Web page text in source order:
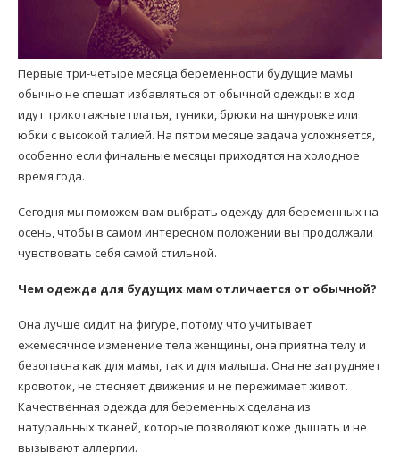
Первые три-четыре месяца беременности будущие мамы
обычно не спешат избавляться от обычной одежды: в ход
идут трикотажные платья, туники, брюки на шнуровке или
юбки с высокой талией. На пятом месяце задача усложняется,
особенно если финальные месяцы приходятся на холодное
время года.
Сегодня мы поможем вам выбрать одежду для беременных на
осень, чтобы в самом интересном положении вы продолжали
чувствовать себя самой стильной.
Чем одежда для будущих мам отличается от обычной?
Она лучше сидит на фигуре, потому что учитывает
ежемесячное изменение тела женщины, она приятна телу и
безопасна как для мамы, так и для малыша. Она не затрудняет
кровоток, не стесняет движения и не пережимает живот.
Качественная одежда для беременных сделана из
натуральных тканей, которые позволяют коже дышать и не
вызывают аллергии.